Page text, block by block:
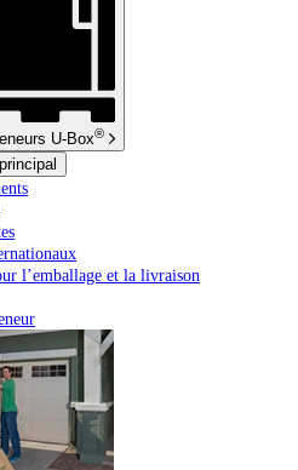
U-Box®
l’emballage et la livraison